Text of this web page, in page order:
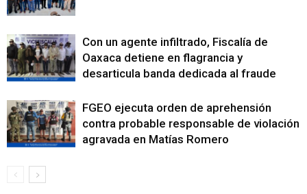
Con un agente infiltrado, Fiscalía de
Oaxaca detiene en flagrancia y
desarticula banda dedicada al fraude
FGEO ejecuta orden de aprehensión
contra probable responsable de violación
agravada en Matías Romero